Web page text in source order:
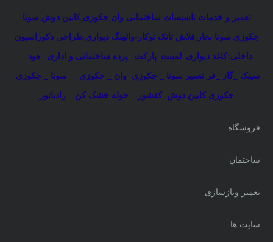
تعمیر و خدمات تاسیسات ساختمانی:وان,جکوزی,کابین دوش,سونا
جکوزی,سونا بخار ,فلاش تانک توکار-والهنگ دیواری,طراحی دکوراسیون
داخلی:کاغذ دیواری_لمینت_پارکت _پرده ساختمانی و اداری _هود _
سینک _گاز _فر تعمیر سونا _ جکوزی وان _ جکوزی سونا _ جکوزی
جکوزی کابین دوش کفشور _ حوله خشک کن _ رادیاتور
فروشگاه
ساختمان
تعمیر وبازسازی
سایت ها